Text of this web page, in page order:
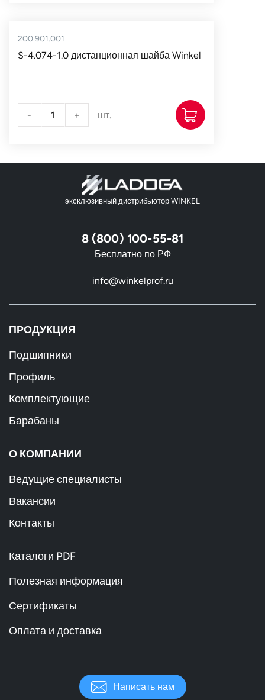
200.901.001
S-4.074-1.0 дистанционная шайба Winkel
- + шт.
эксклюзивный дистрибьютор WINKEL
8 (800) 100-55-81
Бесплатно по РФ
info@winkelprof.ru
ПРОДУКЦИЯ
Подшипники
Профиль
Комплектующие
Барабаны
О КОМПАНИИ
Ведущие специалисты
Вакансии
Контакты
Каталоги PDF
Полезная информация
Сертификаты
Оплата и доставка
Написать нам